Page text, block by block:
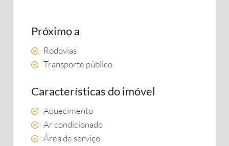
Próximo a
Rodovias
Transporte público
Características do imóvel
Aquecimento
Ar condicionado
Área de serviço